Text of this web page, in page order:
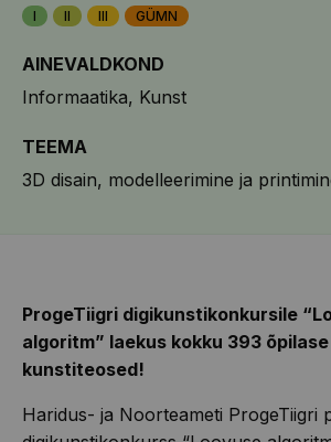
I II III GÜMN
AINEVALDKOND
Informaatika Kunst
TEEMA
3D disain, modelleerimine ja
ProgeTiigri digikunstikonkursile
algoritm” laekus kokku 393
kunstiteosed!
Haridus- ja Noorteameti ProgeTiigri